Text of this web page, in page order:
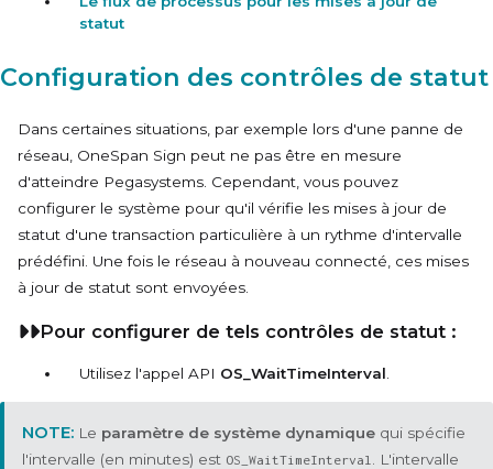
statut
Configuration des contrôles de statut
Dans certaines situations, par exemple lors d'une panne de
réseau, OneSpan Sign peut ne pas être en mesure
d'atteindre Pegasystems . Cependant, vous pouvez
configurer le système pour qu'il vérifie les mises à jour de
statut d'une transaction particulière à un rythme d'intervalle
prédéfini. Une fois le réseau à nouveau connecté, ces mises
à jour de statut sont envoyées.
Pour configurer de tels contrôles de statut :
Utilisez l'appel API OS_WaitTimeInterval
Le paramètre de système dynamique qui spécifie
l'intervalle (en minutes) est OS_WaitTimeInterval
. L'intervalle